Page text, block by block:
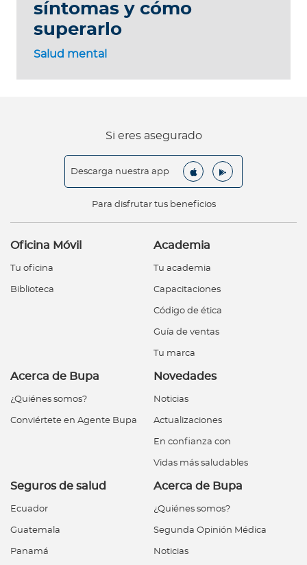
Salud mental
síntomas y cómo
superarlo
Si eres asegurado
Descarga nuestra app
Para disfrutar tus beneficios
Oficina Móvil
Tu oficina
Biblioteca
Academia
Tu academia
Capacitaciones
Código de ética
Guía de ventas
Tu marca
Acerca de Bupa
¿Quiénes somos?
Conviértete en Agente Bupa
Novedades
Noticias
Actualizaciones
En confianza con
Vidas más saludables
Seguros de salud
Ecuador
Guatemala
Panamá
Acerca de Bupa
¿Quiénes somos?
Segunda Opinión Médica
Noticias